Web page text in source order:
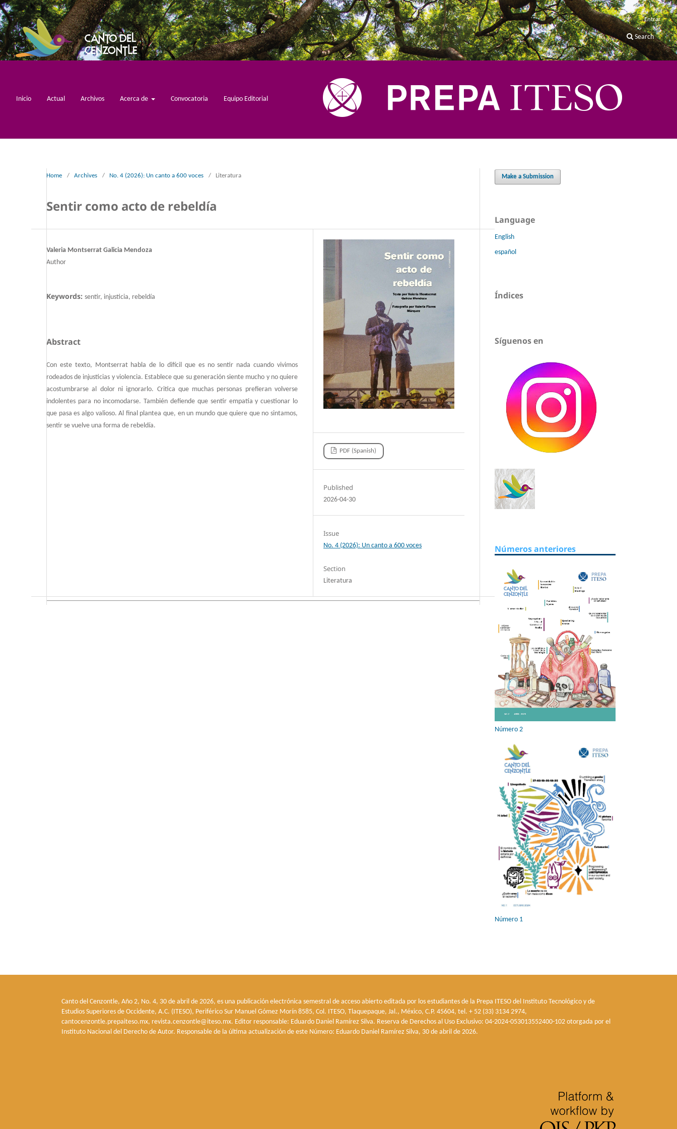
Inicio Actual Archivos Acerca de Convocatoria Equipo Editorial
Entrar
Search
Home / Archives / No. 4 (2026): Un canto a 600 voces / Literatura
Sentir como acto de rebeldía
Valeria Montserrat Galicia Mendoza
Author
Keywords: sentir, injusticia, rebeldía
Abstract
Con este texto, Montserrat habla de lo difícil que es no sentir nada cuando vivimos
rodeados de injusticias y violencia. Establece que su generación siente mucho y no quiere
acostumbrarse al dolor ni ignorarlo. Critica que muchas personas prefieran volverse
indolentes para no incomodarse. También defiende que sentir empatía y cuestionar lo
que pasa es algo valioso. Al final plantea que, en un mundo que quiere que no sintamos,
sentir se vuelve una forma de rebeldía.
PDF (Spanish)
Published
2026-04-30
Issue
No. 4 (2026): Un canto a 600 voces
Section
Literatura
Make a Submission
Language
English
español
Índices
Síguenos en
Números anteriores
Número 2
Número 1
Canto del Cenzontle, Año 2, No. 4, 30 de abril de 2026, es una publicación electrónica semestral de acceso abierto editada por los estudiantes de la Prepa ITESO del Instituto Tecnológico y de
Estudios Superiores de Occidente, A.C. (ITESO), Periférico Sur Manuel Gómez Morín 8585, Col. ITESO, Tlaquepaque, Jal., México, C.P. 45604, tel. + 52 (33) 3134 2974,
cantocenzontle.prepaiteso.mx, revista.cenzontle@iteso.mx. Editor responsable: Eduardo Daniel Ramírez Silva. Reserva de Derechos al Uso Exclusivo: 04-2024-053013552400-102 otorgada por el
Instituto Nacional del Derecho de Autor. Responsable de la última actualización de este Número: Eduardo Daniel Ramírez Silva, 30 de abril de 2026.